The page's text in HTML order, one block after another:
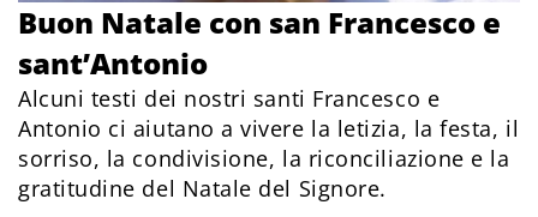
Buon Natale con san Francesco e
sant’Antonio
Alcuni testi dei nostri santi Francesco e
Antonio ci aiutano a vivere la letizia, la festa, il
sorriso, la condivisione, la riconciliazione e la
gratitudine del Natale del Signore.